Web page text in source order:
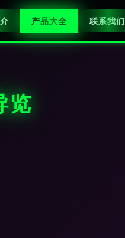
产品大全 联系我们
览